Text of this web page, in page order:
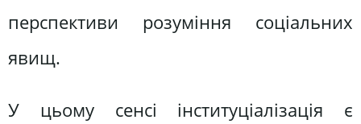
перспективи розуміння соціальних
явищ.
У цьому сенсі інституціалізація є